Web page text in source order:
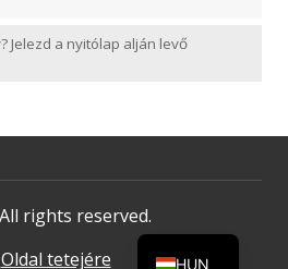
Jelezd a nyitólap alján levő
rights reserved.
Oldal tetejére
HUN